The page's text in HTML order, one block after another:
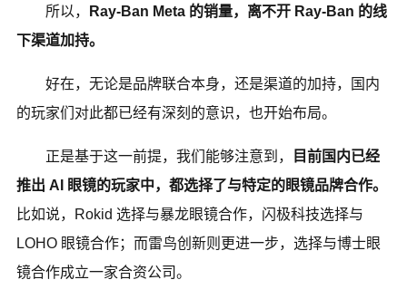
所以，
Ray-Ban Meta 的销量，离不开 Ray-Ban 的线
下渠道加持。
好在，无论是品牌联合本身，还是渠道的加持，国内
的玩家们对此都已经有深刻的意识，也开始布局。
正是基于这一前提，我们能够注意到，
目前国内已经
推出 AI 眼镜的玩家中，都选择了与特定的眼镜品牌合作。
比如说，Rokid 选择与暴龙眼镜合作，闪极科技选择与
LOHO 眼镜合作；而雷鸟创新则更进一步，选择与博士眼
镜合作成立一家合资公司。